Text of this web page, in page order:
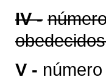
IV -
V -